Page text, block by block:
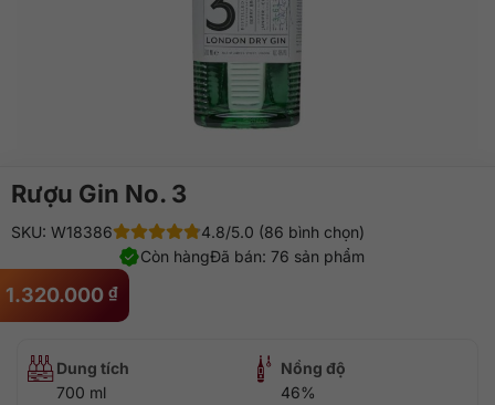
Rượu Gin No. 3
1.320.000 ₫
SKU: W18386
4.8/5.0 (86 bình chọn)
Đã bán: 76 sản phẩm
Còn hàng
Dung tích
700 ml
Nồng độ
46%